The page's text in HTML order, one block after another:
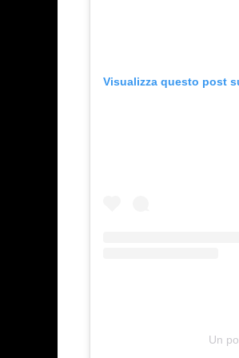
Visualizza questo post
Un